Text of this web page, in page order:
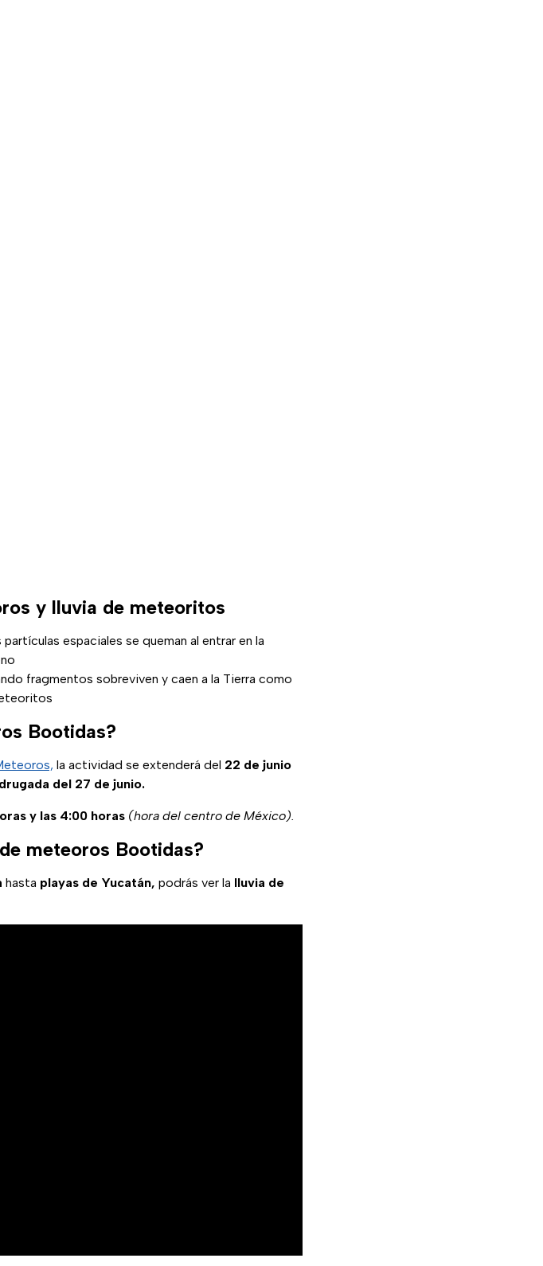
y lluvia de meteoritos
espaciales se queman al entrar en la
fragmentos sobreviven y caen a la Tierra como
Bootidas?
la actividad se extenderá del 22 de junio
del 27 de junio.
y las 4:00 horas (hora del centro de México).
meteoros Bootidas?
hasta playas de Yucatán, podrás ver la lluvia de